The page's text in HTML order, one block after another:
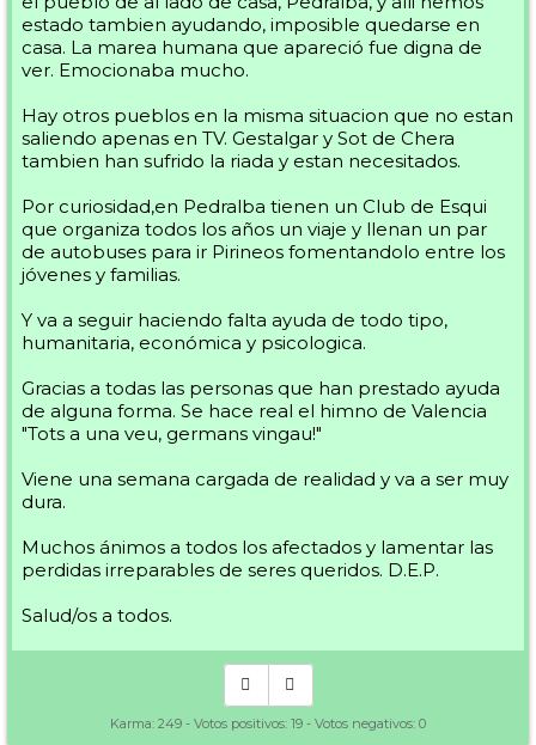
estado tambien ayudando, imposible quedarse en
casa. La marea humana que apareció fue digna de
ver. Emocionaba mucho.
Hay otros pueblos en la misma situacion que no estan
saliendo apenas en TV. Gestalgar y Sot de Chera
tambien han sufrido la riada y estan necesitados.
Por curiosidad,en Pedralba tienen un Club de Esqui
que organiza todos los años un viaje y llenan un par
de autobuses para ir Pirineos fomentandolo entre los
jóvenes y familias.
Y va a seguir haciendo falta ayuda de todo tipo,
humanitaria, económica y psicologica.
Gracias a todas las personas que han prestado ayuda
de alguna forma. Se hace real el himno de Valencia
"Tots a una veu, germans vingau!"
Viene una semana cargada de realidad y va a ser muy
dura.
Muchos ánimos a todos los afectados y lamentar las
perdidas irreparables de seres queridos. D.E.P.
Salud/os a todos.
Karma: 249 - Votos positivos: 19 - Votos negativos: 0